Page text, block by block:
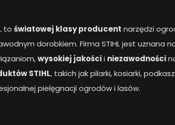
to światowej klasy producent narzędzi
dorobkiem. Firma STIHL jest uznana
wysokiej jakościi niezawodności
STIHL, takich jak pilarki, kosiarki,
pielęgnacji ogrodów i lasów.